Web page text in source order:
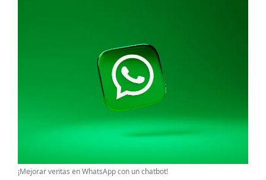
¡Mejorar ventas en WhatsApp con un chatbot!